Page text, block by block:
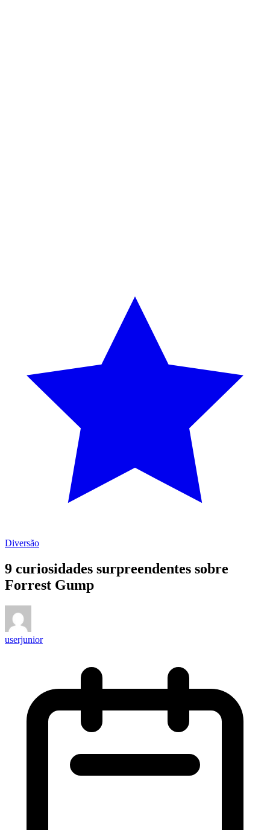
Diversão
9 curiosidades surpreendentes sobre
Forrest Gump
userjunior